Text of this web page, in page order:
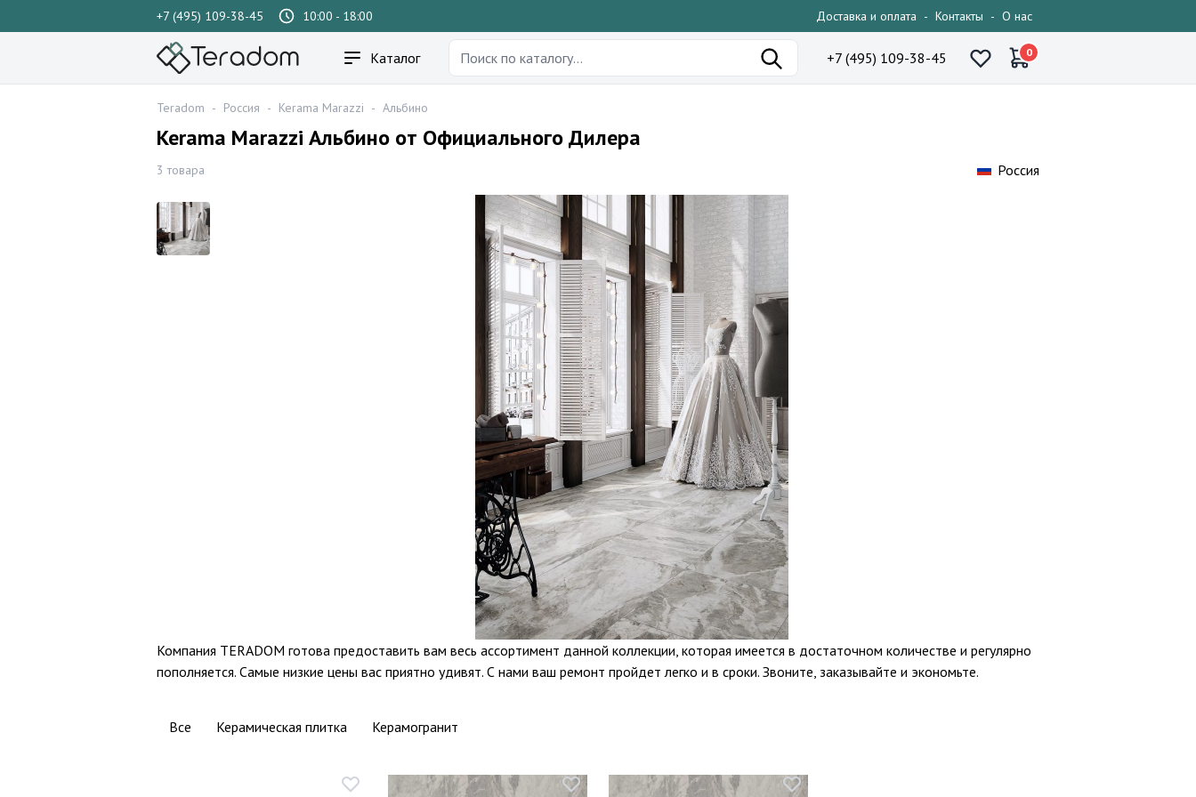
+7 (495) 109-38-45 10:00 - 18:00 Доставка и оплата - Контакты - О нас
Каталог +7 (495) 109-38-45 0
Teradom - Россия - Kerama Marazzi - Альбино
Kerama Marazzi Альбино от Официального Дилера
3 товара Россия
Компания TERADOM готова предоставить вам весь ассортимент данной коллекции, которая имеется в достаточном количестве и регулярно
пополняется. Самые низкие цены вас приятно удивят. С нами ваш ремонт пройдет легко и в сроки. Звоните, заказывайте и экономьте.
Все Керамическая плитка Керамогранит